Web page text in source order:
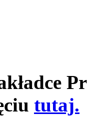
tutaj.